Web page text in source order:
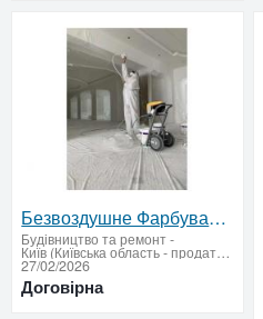
Безвоздушне Фарбування - стін, стелі , колон - висока якість
Будівництво та ремонт-
Київ (Київська область - продати купити)
27/02/2026
Договірна